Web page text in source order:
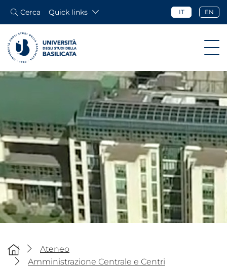
Cerca Quick links IT EN
Ateneo
Amministrazione Centrale e Centri